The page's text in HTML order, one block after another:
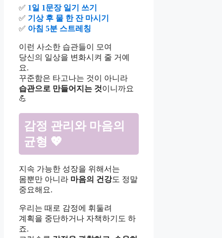
✅ 1일 1문장 일기 쓰기
✅ 기상 후 물 한 잔 마시기
✅ 아침 5분 스트레칭
이런 사소한 습관들이 모여
당신의 일상을 변화시켜 줄 거예
요.
꾸준함은 타고나는 것이 아니라
습관으로 만들어지는 것이니까요
💪
감정 관리와 마음의
균형 💖
지속 가능한 성장을 위해서는
몸뿐만 아니라 마음의 건강도 정말
중요해요.
우리는 때로 감정에 휘둘려
계획을 중단하거나 자책하기도 하
죠.